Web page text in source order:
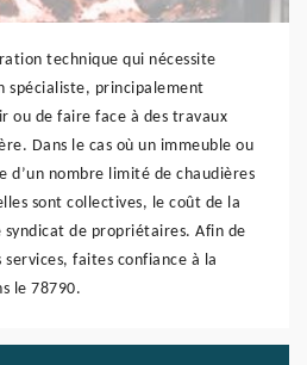
technique qui nécessite
spécialiste, principalement
ou de faire face à des travaux
Dans le cas où un immeuble ou
d’un nombre limité de chaudières
sont collectives, le coût de la
de propriétaires. Afin de
services, faites confiance à la
le 78790.